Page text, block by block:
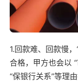
1.回款难、回款慢
合格，甲方也会以
“保银行关系”等理